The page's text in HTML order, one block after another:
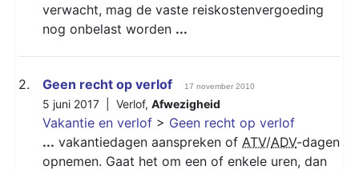
verwacht, mag de vaste reiskostenvergoeding
nog onbelast worden ...
2. Geen recht op verlof 17 november 2010
5 juni 2017 | Verlof, Afwezigheid
Vakantie en verlof > Geen recht op verlof
... vakantiedagen aanspreken of ATV/ADV-dagen
opnemen. Gaat het om een of enkele uren, dan